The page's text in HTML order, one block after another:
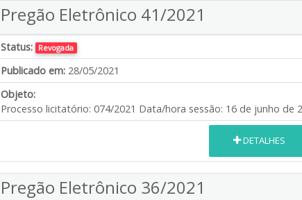
Pregão Eletrônico 41/2021
Status: Revogada
Publicado em: 28/05/2021
Objeto:
Processo licitatório: 074/2021 Data/hora sessão: 16 de junho de
DETALHES
Pregão Eletrônico 36/2021